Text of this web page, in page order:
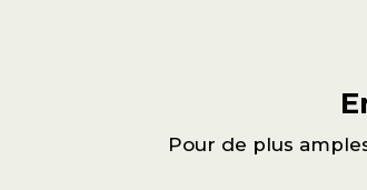
Pour de plus